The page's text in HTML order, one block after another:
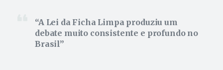
A Lei da Ficha Limpa produziu um
debate muito consistente e profundo no
Brasil